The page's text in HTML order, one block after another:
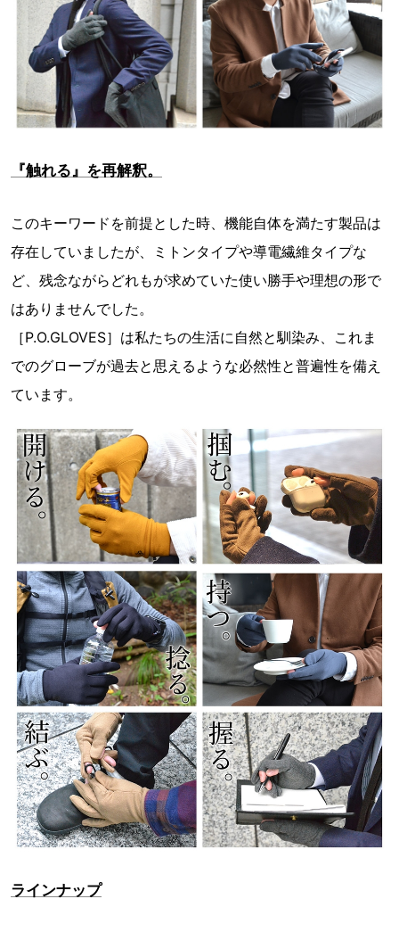
『触れる』を再解釈。
このキーワードを前提とした時、機能自体を満たす製品は
存在していましたが、ミトンタイプや導電繊維タイプな
ど、残念ながらどれもが求めていた使い勝手や理想の形で
はありませんでした。
［P.O.GLOVES］は私たちの生活に自然と馴染み、これま
でのグローブが過去と思えるような必然性と普遍性を備え
ています。
ラインナップ